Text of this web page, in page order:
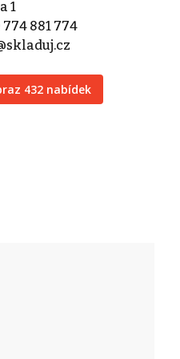
1
881 774
432 nabídek